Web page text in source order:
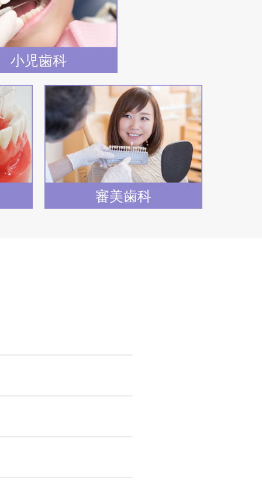
小児歯科
審美歯科